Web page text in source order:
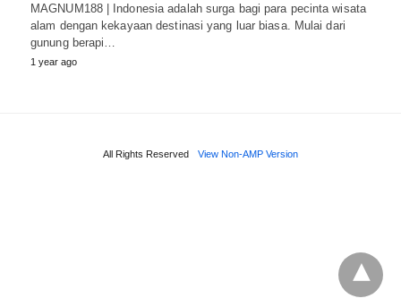
MAGNUM188 | Indonesia adalah surga bagi para pecinta wisata
alam dengan kekayaan destinasi yang luar biasa. Mulai dari
gunung berapi…
1 year ago
All Rights Reserved View Non-AMP Version